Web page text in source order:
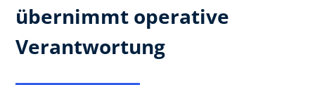
übernimmt operative
Verantwortung